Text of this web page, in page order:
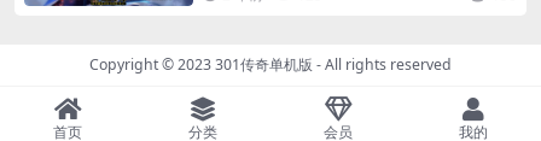
Copyright © 2023301传奇单机版 - All rights reserved
首页 分类 会员 我的